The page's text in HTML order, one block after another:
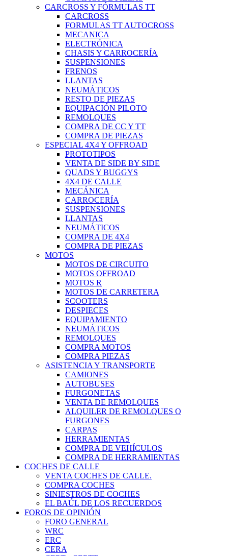
CARCROSS Y FÓRMULAS TT
CARCROSS
FORMULAS TT AUTOCROSS
MECANICA
ELECTRÓNICA
CHASIS Y CARROCERÍA
SUSPENSIONES
FRENOS
LLANTAS
NEUMÁTICOS
RESTO DE PIEZAS
EQUIPACIÓN PILOTO
REMOLQUES
COMPRA DE CC Y TT
COMPRA DE PIEZAS
ESPECIAL 4X4 Y OFFROAD
PROTOTIPOS
VENTA DE SIDE BY SIDE
QUADS Y BUGGYS
4X4 DE CALLE
MECÁNICA
CARROCERÍA
SUSPENSIONES
LLANTAS
NEUMÁTICOS
COMPRA DE 4X4
COMPRA DE PIEZAS
MOTOS
MOTOS DE CIRCUITO
MOTOS OFFROAD
MOTOS R
MOTOS DE CARRETERA
SCOOTERS
DESPIECES
EQUIPAMIENTO
NEUMÁTICOS
REMOLQUES
COMPRA MOTOS
COMPRA PIEZAS
ASISTENCIA Y TRANSPORTE
CAMIONES
AUTOBUSES
FURGONETAS
VENTA DE REMOLQUES
ALQUILER DE REMOLQUES O
FURGONES
CARPAS
HERRAMIENTAS
COMPRA DE VEHÍCULOS
COMPRA DE HERRAMIENTAS
COCHES DE CALLE
VENTA COCHES DE CALLE.
COMPRA COCHES
SINIESTROS DE COCHES
EL BAÚL DE LOS RECUERDOS
FOROS DE OPINIÓN
FORO GENERAL
WRC
ERC
CERA